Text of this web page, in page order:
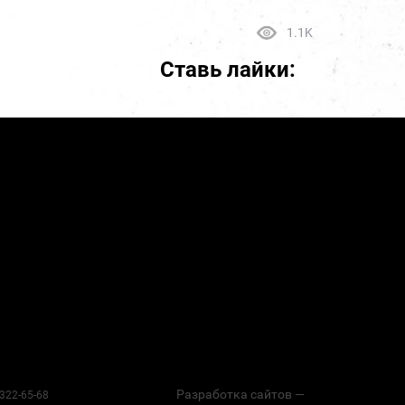
1.1K
Ставь лайки:
65-68
Разработка сайтов —